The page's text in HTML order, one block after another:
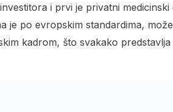
i prvi je privatni
je po evropskim standardima,
kadrom, što svakako